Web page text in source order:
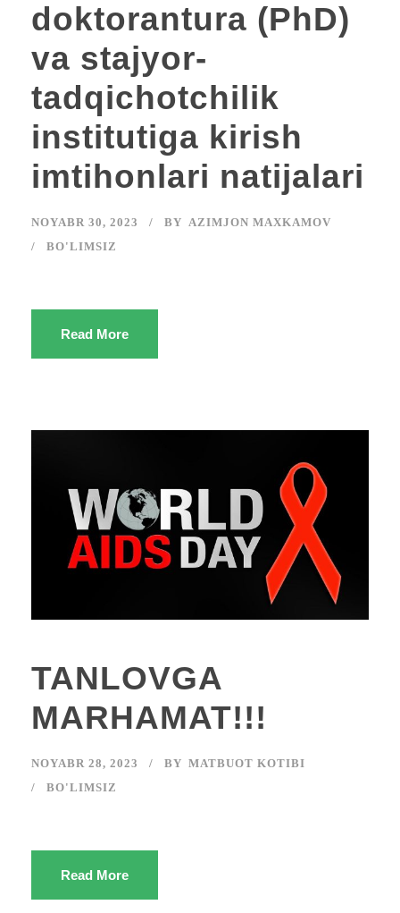
doktorantura (PhD)
va stajyor-
tadqichotchilik
institutiga kirish
imtihonlari natijalari
NOYABR 30, 2023 BY AZIMJON MAXKAMOV
BO'LIMSIZ
Read More
TANLOVGA
MARHAMAT!!!
NOYABR 28, 2023 BY MATBUOT KOTIBI
BO'LIMSIZ
Read More